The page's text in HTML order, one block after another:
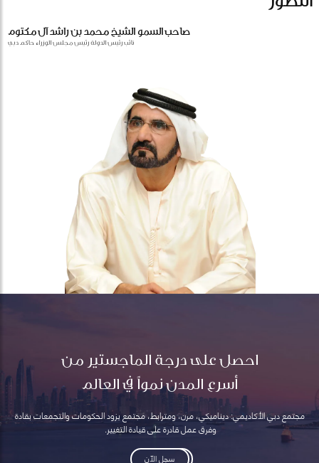
صاحب السمو الشيخ محمد بن راشد آل مكتوم
نائب رئيس الدولة رئيس مجلس الوزراء حاكم دبي
احصل على درجة الماجستير من
أسرع المدن نمواً في العالم
مجتمع دبي الأكاديمي: ديناميكي، مرن، ومترابط، مجتمع يزود الحكومات والتجمعات بقادة
وفرق عمل قادرة على قيادة التغيير.
سجل الآن